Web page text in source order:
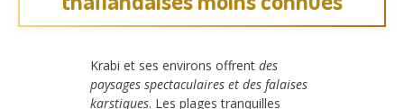
Krabi et ses environs offrent des
paysages spectaculaires et des falaises
karstiques. Les plages tranquilles